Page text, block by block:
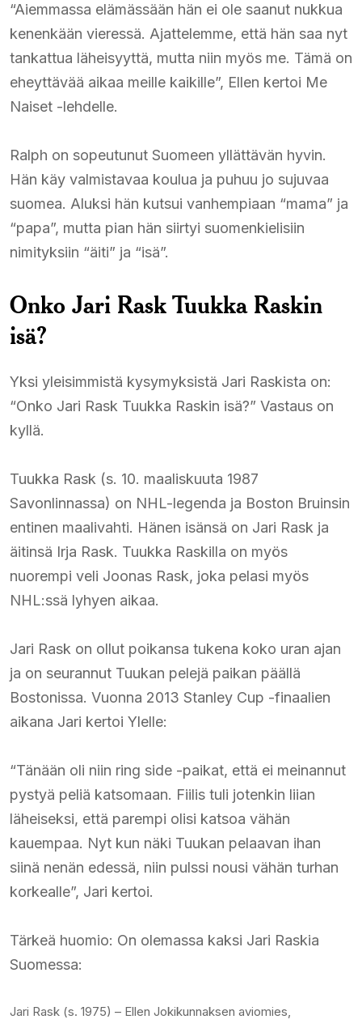
“Aiemmassa elämässään hän ei ole saanut nukkua
kenenkään vieressä. Ajattelemme, että hän saa nyt
tankattua läheisyyttä, mutta niin myös me. Tämä on
eheyttävää aikaa meille kaikille”, Ellen kertoi Me
Naiset -lehdelle.​
Ralph on sopeutunut Suomeen yllättävän hyvin.
Hän käy valmistavaa koulua ja puhuu jo sujuvaa
suomea. Aluksi hän kutsui vanhempiaan “mama” ja
“papa”, mutta pian hän siirtyi suomenkielisiin
nimityksiin “äiti” ja “isä”.​
Onko Jari Rask Tuukka Raskin
isä?
Yksi yleisimmistä kysymyksistä Jari Raskista on:
“Onko Jari Rask Tuukka Raskin isä?” Vastaus on
kyllä.​
Tuukka Rask (s. 10. maaliskuuta 1987
Savonlinnassa) on NHL-legenda ja Boston Bruinsin
entinen maalivahti. Hänen isänsä on Jari Rask ja
äitinsä Irja Rask. Tuukka Raskilla on myös
nuorempi veli Joonas Rask, joka pelasi myös
NHL:ssä lyhyen aikaa.​
Jari Rask on ollut poikansa tukena koko uran ajan
ja on seurannut Tuukan pelejä paikan päällä
Bostonissa. Vuonna 2013 Stanley Cup -finaalien
aikana Jari kertoi Ylelle:​
“Tänään oli niin ring side -paikat, että ei meinannut
pystyä peliä katsomaan. Fiilis tuli jotenkin liian
läheiseksi, että parempi olisi katsoa vähän
kauempaa. Nyt kun näki Tuukan pelaavan ihan
siinä nenän edessä, niin pulssi nousi vähän turhan
korkealle”, Jari kertoi.​
Tärkeä huomio: On olemassa kaksi Jari Raskia
Suomessa:
Jari Rask (s. 1975) – Ellen Jokikunnaksen aviomies,